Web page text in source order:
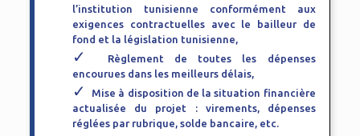
l’institution tunisienne conformément aux
exigences contractuelles avec le bailleur de
fond et la législation tunisienne,
Règlement de toutes les dépenses
encourues dans les meilleurs délais,
Mise à disposition de la situation financière
actualisée du projet : virements, dépenses
réglées par rubrique, solde bancaire, etc.